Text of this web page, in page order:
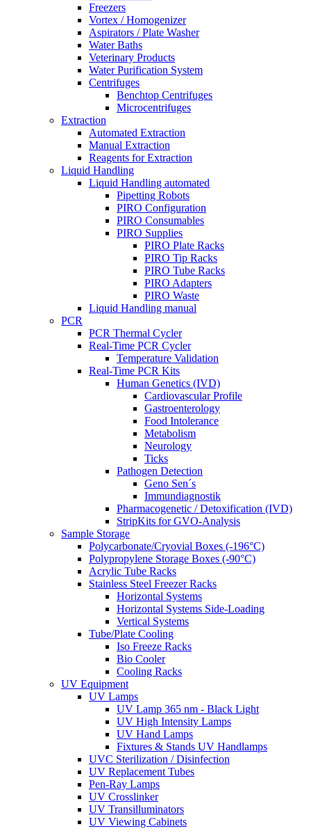
Freezers
Vortex / Homogenizer
Aspirators / Plate Washer
Water Baths
Veterinary Products
Water Purification System
Centrifuges
Benchtop Centrifuges
Microcentrifuges
Extraction
Automated Extraction
Manual Extraction
Reagents for Extraction
Liquid Handling
Liquid Handling automated
Pipetting Robots
PIRO Configuration
PIRO Consumables
PIRO Supplies
PIRO Plate Racks
PIRO Tip Racks
PIRO Tube Racks
PIRO Adapters
PIRO Waste
Liquid Handling manual
PCR
PCR Thermal Cycler
Real-Time PCR Cycler
Temperature Validation
Real-Time PCR Kits
Human Genetics (IVD)
Cardiovascular Profile
Gastroenterology
Food Intolerance
Metabolism
Neurology
Ticks
Pathogen Detection
Geno Sen´s
Immundiagnostik
Pharmacogenetic / Detoxification (IVD)
StripKits for GVO-Analysis
Sample Storage
Polycarbonate/Cryovial Boxes (-196°C)
Polypropylene Storage Boxes (-90°C)
Acrylic Tube Racks
Stainless Steel Freezer Racks
Horizontal Systems
Horizontal Systems Side-Loading
Vertical Systems
Tube/Plate Cooling
Iso Freeze Racks
Bio Cooler
Cooling Racks
UV Equipment
UV Lamps
UV Lamp 365 nm - Black Light
UV High Intensity Lamps
UV Hand Lamps
Fixtures & Stands UV Handlamps
UVC Sterilization / Disinfection
UV Replacement Tubes
Pen-Ray Lamps
UV Crosslinker
UV Transilluminators
UV Viewing Cabinets